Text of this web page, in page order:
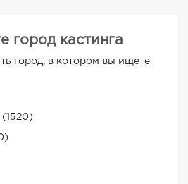
город кастинга
город, в котором вы ищете
(1520)